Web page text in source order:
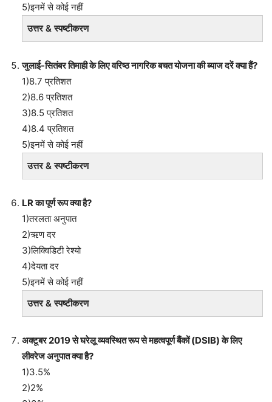
5)इनमें से कोई नहीं
उत्तर & स्पष्टीकरण
जुलाई-सितंबर तिमाही के लिए वरिष्ठ नागरिक बचत योजना की ब्याज दरें क्या हैं?
1)8.7 प्रतिशत
2)8.6 प्रतिशत
3)8.5 प्रतिशत
4)8.4 प्रतिशत
5)इनमें से कोई नहीं
उत्तर & स्पष्टीकरण
LR का पूर्ण रूप क्या है?
1)तरलता अनुपात
2)ऋण दर
3)लिक्विडिटी रेश्यो
4)देयता दर
5)इनमें से कोई नहीं
उत्तर & स्पष्टीकरण
अक्टूबर 2019 से घरेलू व्यवस्थित रूप से महत्वपूर्ण बैंकों (DSIB) के लिए
लीवरेज अनुपात क्या है?
1)3.5%
2)2%